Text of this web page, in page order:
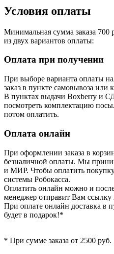
Условия оплаты
Минимальная сумма заказа
из двух вариантов оплаты:
Оплата при получении
При выборе варианта оплаты
заказ в пункте самовывоза или
В пунктах выдачи Boxberry и
посмотреть комплектацию
потом оплатить.
Оплата онлайн
При оформлении заказа в
безналичной оплаты. Мы
и МИР. Чтобы оплатить
системы Робокасса.
Оплатить онлайн можно и
менеджер отправит Вам ссылку
При оплате онлайн доставка в
будет в подарок!*
* При сумме заказа от 2500 руб.